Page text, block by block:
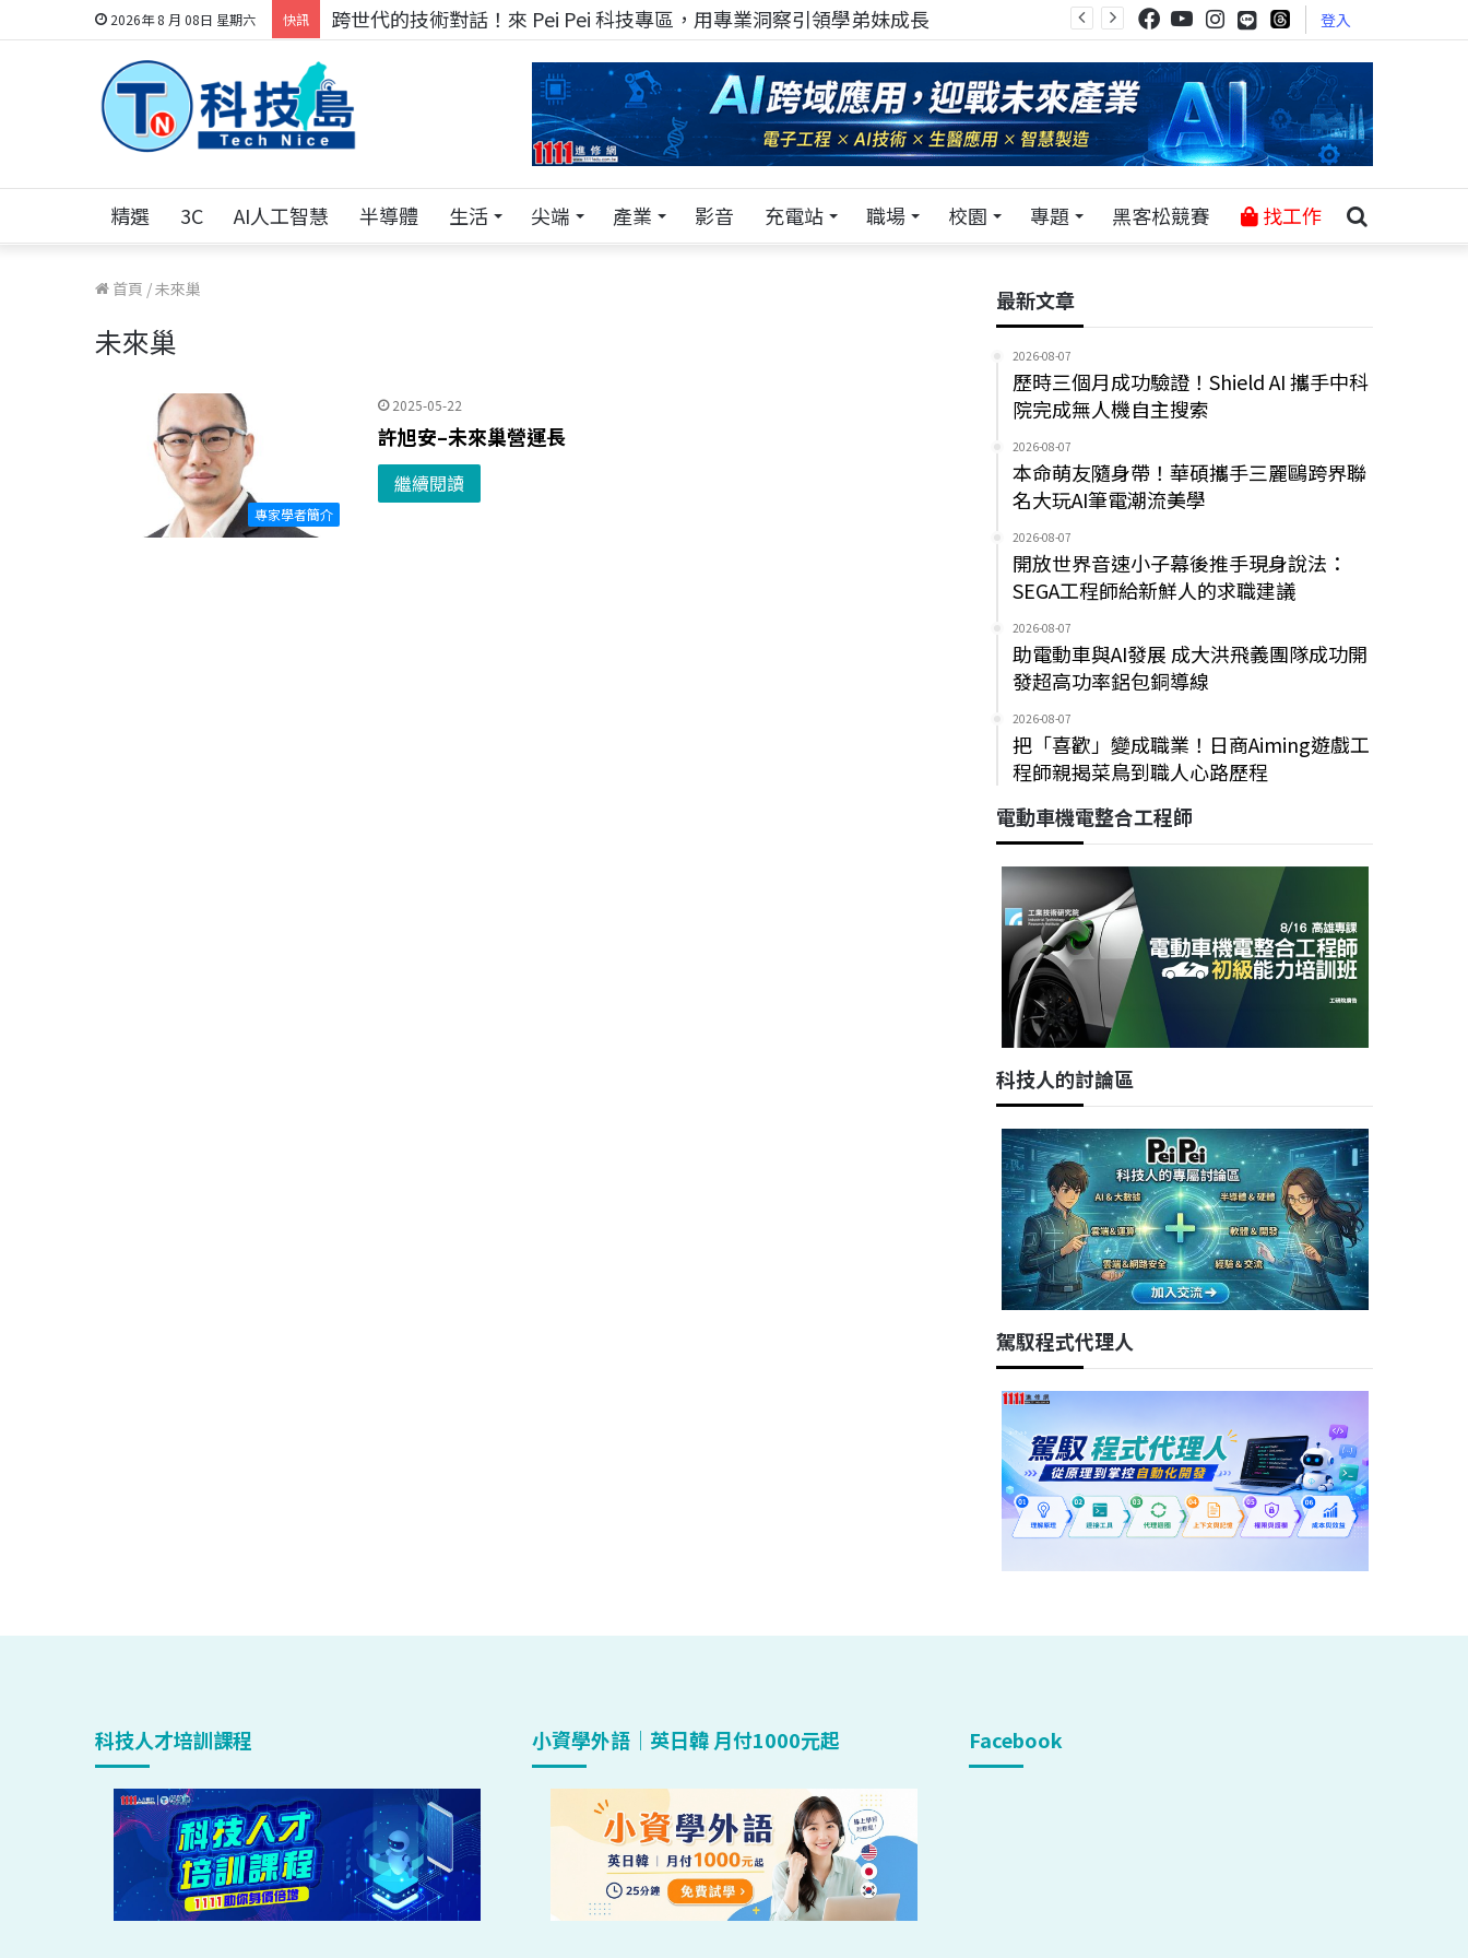
2026年 8 月 08日 星期六 快訊 科技人的經驗傳承地！在 Pei Pei 科技專區，與學弟妹交流最硬核的技術 登入
精選 3C AI人工智慧 半導體 生活 尖端 產業 影音 充電站 職場 校園 專題 黑客松競賽 找工作
首頁 /未來巢
未來巢
專家學者簡介
2025-05-22
許旭安–未來巢營運長
繼續閱讀
最新文章
2026-08-07
歷時三個月成功驗證！Shield AI 攜手中科
院完成無人機自主搜索
2026-08-07
本命萌友隨身帶！華碩攜手三麗鷗跨界聯
名大玩AI筆電潮流美學
2026-08-07
開放世界音速小子幕後推手現身說法：
SEGA工程師給新鮮人的求職建議
2026-08-07
助電動車與AI發展 成大洪飛義團隊成功開
發超高功率鋁包銅導線
2026-08-07
把「喜歡」變成職業！日商Aiming遊戲工
程師親揭菜鳥到職人心路歷程
電動車機電整合工程師
科技人的討論區
駕馭程式代理人
科技人才培訓課程 小資學外語｜英日韓 月付1000元起 Facebook